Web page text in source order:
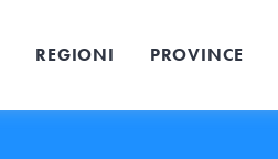
REGIONI PROVINCE